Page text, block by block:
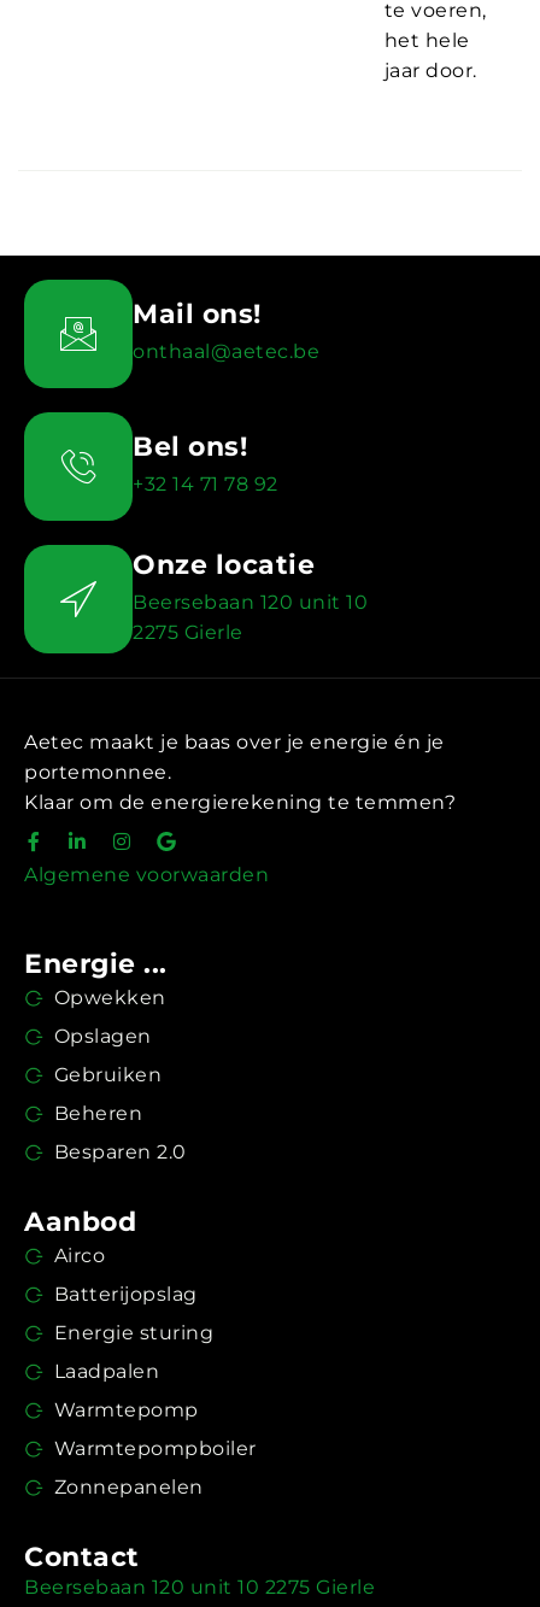
te voeren,
het hele
jaar door.
Mail ons!
onthaal@aetec.be
Bel ons!
+32 14 71 78 92
Onze locatie
Beersebaan 120 unit 10
2275 Gierle
Aetec maakt je baas over je energie én je
portemonnee.
Klaar om de energierekening te temmen?
Algemene voorwaarden
Energie ...
Opwekken
Opslagen
Gebruiken
Beheren
Besparen 2.0
Aanbod
Airco
Batterijopslag
Energie sturing
Laadpalen
Warmtepomp
Warmtepompboiler
Zonnepanelen
Contact
Beersebaan 120 unit 10 2275 Gierle